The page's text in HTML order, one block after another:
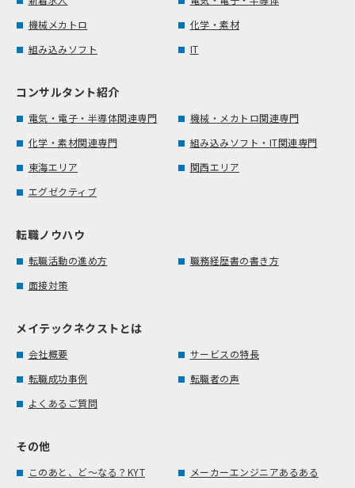
機械メカトロ
化学・素材
組み込みソフト
IT
コンサルタント紹介
電気・電子・半導体関連専門
機械・メカトロ関連専門
化学・素材関連専門
組み込みソフト・IT関連専門
東海エリア
関西エリア
エグゼクティブ
転職ノウハウ
転職活動の進め方
職務経歴書の書き方
面接対策
メイテックネクストとは
会社概要
サービスの特長
転職成功事例
転職者の声
よくあるご質問
その他
このあと、ど～なる？KYT メーカーエンジニアあるある